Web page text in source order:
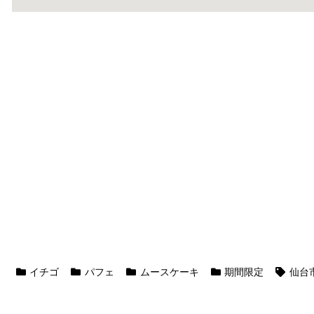
イチゴ パフェ ムースケーキ 期間限定 仙台